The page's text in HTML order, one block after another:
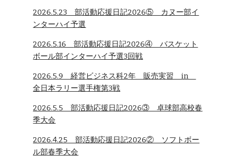
2026.5.23 部活動応援日記2026⑤ カヌー部イ
ンターハイ予選
2026.5.16部活動応援日記2026④ バスケット
ボール部インターハイ予選3回戦
2026.5.9 経営ビジネス科2年 販売実習 in
全日本ラリー選手権第3戦
2026.5.5 部活動応援日記2026③ 卓球部高校春
季大会
2026.4.25 部活動応援日記2026② ソフトボー
ル部春季大会